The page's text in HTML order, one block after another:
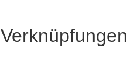
Verknüpfungen